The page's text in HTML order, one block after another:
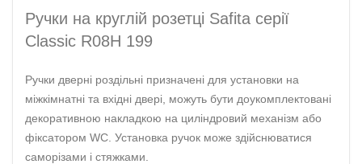
Ручки на круглій розетці Safita серії
Classic R08H 199
Ручки дверні роздільні призначені для установки на
міжкімнатні та вхідні двері, можуть бути доукомплектовані
декоративною накладкою на циліндровий механізм або
фіксатором WC. Установка ручок може здійснюватися
саморізами і стяжками.